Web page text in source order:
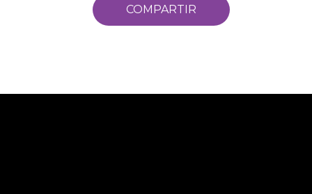
COMPARTIR